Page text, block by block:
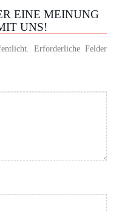
EINE MEINUNG
UNS!
Erforderliche Felder